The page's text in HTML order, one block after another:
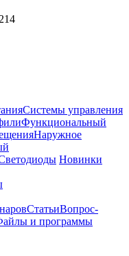
Системы управления
Функциональный
Наружное
Новинки
СтатьиВопрос-
и программы